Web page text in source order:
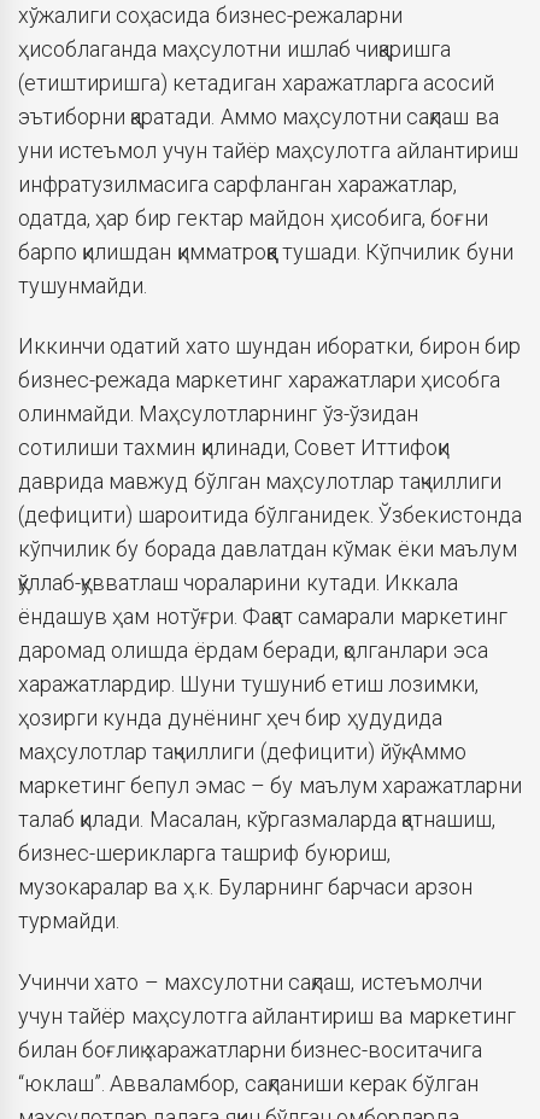
хўжалиги соҳасида бизнес-режаларни
ҳисоблаганда маҳсулотни ишлаб чиқаришга
(етиштиришга) кетадиган харажатларга асосий
эътиборни қаратади. Аммо маҳсулотни сақлаш ва
уни истеъмол учун тайёр маҳсулотга айлантириш
инфратузилмасига сарфланган харажатлар,
одатда, ҳар бир гектар майдон ҳисобига, боғни
барпо қилишдан қимматроққа тушади. Кўпчилик буни
тушунмайди.
Иккинчи одатий хато шундан иборатки, бирон бир
бизнес-режада маркетинг харажатлари ҳисобга
олинмайди. Маҳсулотларнинг ўз-ўзидан
сотилиши тахмин қилинади, Совет Иттифоқи
даврида мавжуд бўлган маҳсулотлар тақчиллиги
(дефицити) шароитида бўлганидек. Ўзбекистонда
кўпчилик бу борада давлатдан кўмак ёки маълум
қўллаб-қувватлаш чораларини кутади. Иккала
ёндашув ҳам нотўғри. Фақат самарали маркетинг
даромад олишда ёрдам беради, қолганлари эса
харажатлардир. Шуни тушуниб етиш лозимки,
ҳозирги кунда дунёнинг ҳеч бир ҳудудида
маҳсулотлар тақчиллиги (дефицити) йўқ. Аммо
маркетинг бепул эмас – бу маълум харажатларни
талаб қилади. Масалан, кўргазмаларда қатнашиш,
бизнес-шерикларга ташриф буюриш,
музокаралар ва ҳ.к. Буларнинг барчаси арзон
турмайди.
Учинчи хато – махсулотни сақлаш, истеъмолчи
учун тайёр маҳсулотга айлантириш ва маркетинг
билан боғлиқ харажатларни бизнес-воситачига
“юклаш”. Авваламбор, сақланиши керак бўлган